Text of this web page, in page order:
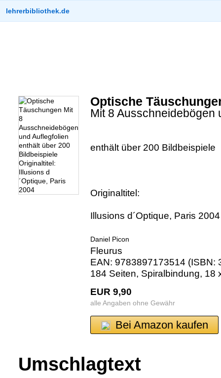
lehrerbibliothek.de
Optische
Mit 8 Ausschneidebögen
enthält über 200 Bildbeispiele
Originaltitel:
Illusions d´Optique, Paris 2004
Daniel Picon
Fleurus
EAN: 9783897173514 (ISBN:
184 Seiten, Spiralbindung, 18
EUR 9,90
alle Angaben ohne Gewähr
Bei Amazon kaufen
Umschlagtext